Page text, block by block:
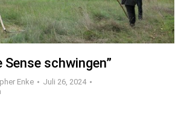
Sense schwingen”
Enke
Juli 26, 2024